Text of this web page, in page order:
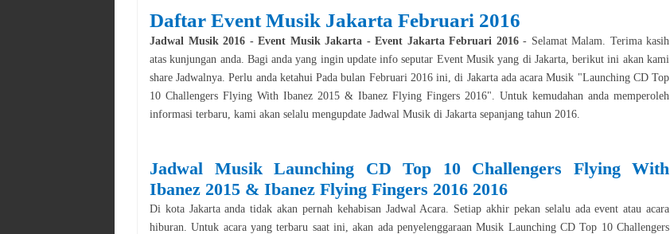
Daftar EventMusik Jakarta Februari 2016
Jadwal Musik 2016 - Event Musik Jakarta - Event Jakarta Februari 2016- Selamat Malam . Terima kasih
atas kunjungan anda. Bagi anda yang ingin update info seputar EventMusik yang di Jakarta, berikut ini akan kami
share Jadwalnya. Perlu anda ketahui Pada bulan Februari 2016ini, di Jakartaada acaraMusik "Launching CD Top
10 Challengers Flying With Ibanez 2015 & Ibanez Flying Fingers 2016". Untuk kemudahan anda memperoleh
informasi terbaru, kami akan selalu mengupdate Jadwal Musik di Jakarta sepanjang tahun 2016
Jadwal Musik Launching CD Top 10 Challengers Flying With
Ibanez 2015 & Ibanez Flying Fingers 2016 2016
Di kota Jakartaanda tidak akan pernah kehabisan Jadwal Acara. Setiap akhir pekan selalu ada event atau acara
hiburan. Untuk acara yang terbaru saat ini, akan ada penyelenggaraanMusik Launching CD Top 10 Challengers